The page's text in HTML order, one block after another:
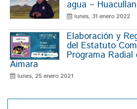
agua –
lunes, 31 enero 2022
Elaboración y
del Estatuto
Programa Radial
Aimara
lunes, 25 enero 2021